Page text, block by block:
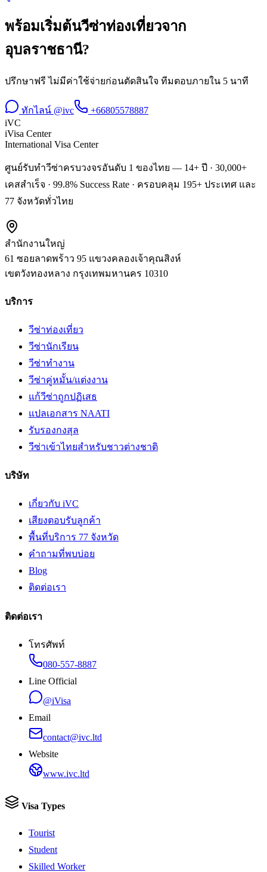
พร้อมเริ่มต้นวีซ่าท่องเที่ยวจาก
อุบลราชธานี?
ปรึกษาฟรี ไม่มีค่าใช้จ่ายก่อนตัดสินใจ ทีมตอบภายใน 5 นาที
ทักไลน์ @ivc
+66805578887
iVC
iVisa Center
International Visa Center
ศูนย์รับทำวีซ่าครบวงจรอันดับ 1 ของไทย — 14+ ปี · 30,000+
เคสสำเร็จ · 99.8% Success Rate · ครอบคลุม 195+ ประเทศ และ
77 จังหวัดทั่วไทย
สำนักงานใหญ่
61 ซอยลาดพร้าว 95 แขวงคลองเจ้าคุณสิงห์
เขตวังทองหลาง กรุงเทพมหานคร 10310
บริการ
วีซ่าท่องเที่ยว
วีซ่านักเรียน
วีซ่าทำงาน
วีซ่าคู่หมั้น/แต่งงาน
แก้วีซ่าถูกปฏิเสธ
แปลเอกสาร NAATI
รับรองกงสุล
วีซ่าเข้าไทยสำหรับชาวต่างชาติ
บริษัท
เกี่ยวกับ iVC
เสียงตอบรับลูกค้า
พื้นที่บริการ 77 จังหวัด
คำถามที่พบบ่อย
Blog
ติดต่อเรา
ติดต่อเรา
โทรศัพท์
080-557-8887
Line Official
@iVisa
Email
contact@ivc.ltd
Website
www.ivc.ltd
Visa Types
Tourist
Student
Skilled Worker